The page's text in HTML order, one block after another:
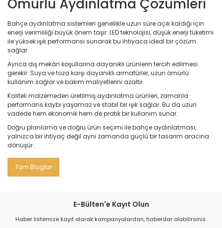
Ömürlü Aydınlatma Çözümleri
Bahçe aydınlatma sistemleri genellikle uzun süre açık kaldığı için
enerji verimliliği büyük önem taşır. LED teknolojisi, düşük enerji tüketimi
ile yüksek ışık performansı sunarak bu ihtiyaca ideal bir çözüm
sağlar.
Ayrıca dış mekân koşullarına dayanıklı ürünlerin tercih edilmesi
gerekir. Suya ve toza karşı dayanıklı armatürler, uzun ömürlü
kullanım sağlar ve bakım maliyetlerini azaltır.
Kaliteli malzemeden üretilmiş aydınlatma ürünleri, zamanla
performans kaybı yaşamaz ve stabil bir ışık sağlar. Bu da uzun
vadede hem ekonomik hem de pratik bir kullanım sunar.
Doğru planlama ve doğru ürün seçimi ile bahçe aydınlatması,
yalnızca bir ihtiyaç değil aynı zamanda güçlü bir tasarım aracına
dönüşür.
Tüm Bloglar
E-Bülten'e Kayıt Olun
Haber listemize kayıt olarak kampanyalardan, haberdar olabilirsiniz.